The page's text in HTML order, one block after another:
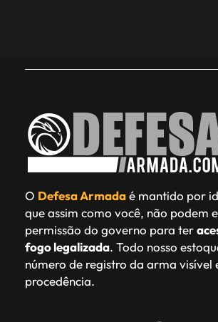
O Defesa Armadaé mantido por
que assim como você, não podem
permissão do governo para ter
fogo legalizada. Todo nosso
número de registro da arma visível
procedência.